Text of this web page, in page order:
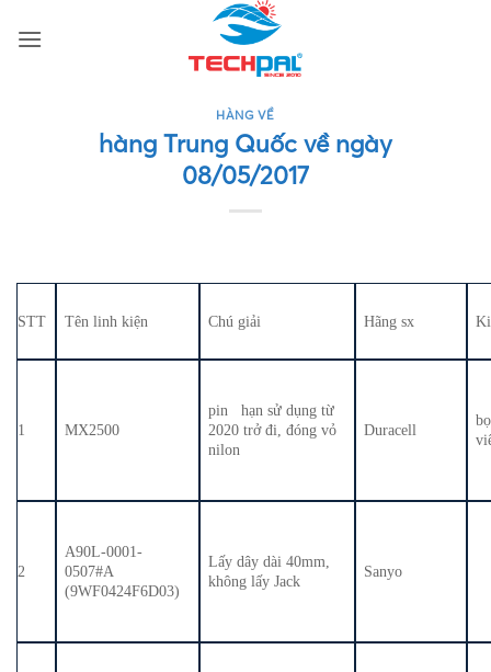
qua
HÀNG VỀ
hàng Trung Quốc về ngày
08/05/2017
STT Tên linh kiện Chú giải Hãng sx
1 MX2500
pin hạn sử dụng từ
2020 trở đi, đóng vỏ
nilon
Duracell
2
A90L-0001-
0507#A
(9WF0424F6D03)
Lấy dây dài 40mm,
không lấy Jack
Sanyo